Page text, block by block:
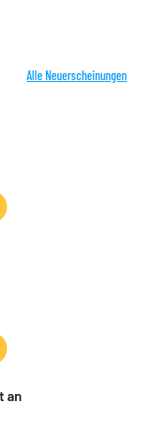
Alle Neuerscheinungen
an